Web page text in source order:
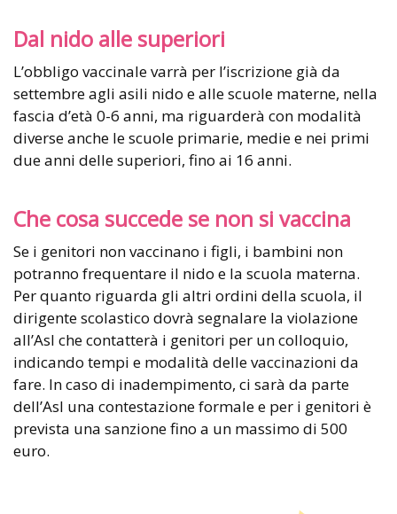
Dal nido alle superiori
L’obbligo vaccinale varrà per l’iscrizione già da
settembre agli asili nido e alle scuole materne, nella
fascia d’età 0-6 anni, ma riguarderà con modalità
diverse anche le scuole primarie, medie e nei primi
due anni delle superiori, fino ai 16 anni.
Che cosa succede se non si vaccina
Se i genitori non vaccinano i figli, i bambini non
potranno frequentare il nido e la scuola materna.
Per quanto riguarda gli altri ordini della scuola, il
dirigente scolastico dovrà segnalare la violazione
all’Asl che contatterà i genitori per un colloquio,
indicando tempi e modalità delle vaccinazioni da
fare. In caso di inadempimento, ci sarà da parte
dell’Asl una contestazione formale e per i genitori è
prevista una sanzione fino a un massimo di 500
euro.